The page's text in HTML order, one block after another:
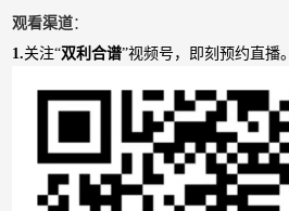
观看渠道：
1.关注“双利合谱”视频号，即刻预约直播。